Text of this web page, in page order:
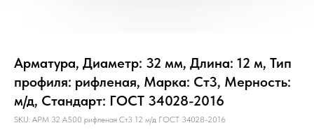
Арматура, Диаметр: 32 мм, Длина: 12 м, Тип
профиля: рифленая, Марка: Ст3, Мерность:
м/д, Стандарт: ГОСТ 34028-2016
SKU: АРМ 32 А500 рифленая Ст3 12 м/д ГОСТ 34028-2016